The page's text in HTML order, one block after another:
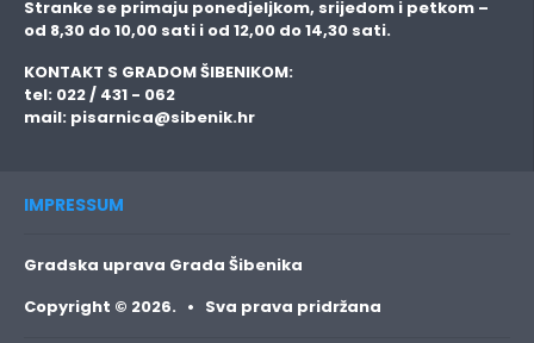
Stranke se primaju ponedjeljkom, srijedom i petkom –
od 8,30 do 10,00 sati i od 12,00 do 14,30 sati.
KONTAKT S GRADOM ŠIBENIKOM:
tel: 022 / 431 - 062
mail: pisarnica@sibenik.hr
IMPRESSUM
Gradska uprava Grada Šibenika
Copyright © 2026. • Sva prava pridržana